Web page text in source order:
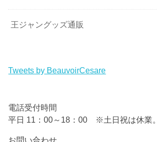
王ジャングッズ通販
Tweets by BeauvoirCesare
電話受付時間
平日 11：00～18：00 ※土日祝は休業。